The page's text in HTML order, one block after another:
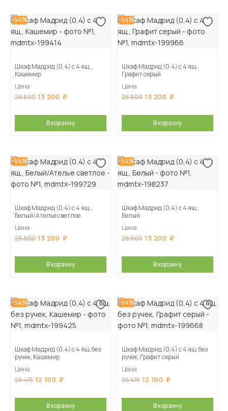
-54%
Шкаф Мадрид (0,4) с 4 ящ.,
Кашемир
Цена
28 800 13 200
В корзину
-54%
Шкаф Мадрид (0,4) с 4 ящ.,
Графит серый
Цена
28 800 13 200
В корзину
-54%
Шкаф Мадрид (0,4) с 4 ящ.,
Белый/Ателье светлое
Цена
28 800 13 200
В корзину
-54%
Шкаф Мадрид (0,4) с 4 ящ.,
Белый
Цена
28 800 13 200
В корзину
-54%
Шкаф Мадрид (0,4) с 4 ящ. без
ручек, Кашемир
Цена
26 415 12 100
В корзину
-54%
Шкаф Мадрид (0,4) с 4 ящ. без
ручек, Графит серый
Цена
26 415 12 100
В корзину